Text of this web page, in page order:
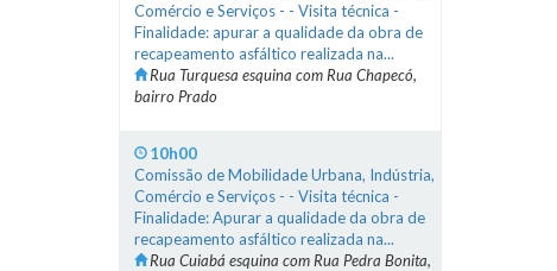
Comércio e Serviços - - Visita técnica -
Finalidade: apurar a qualidade da obra de
recapeamento asfáltico realizada na...
Rua Turquesa esquina com Rua Chapecó,
bairro Prado
10h00
Comissão de Mobilidade Urbana, Indústria,
Comércio e Serviços - - Visita técnica -
Finalidade: Apurar a qualidade da obra de
recapeamento asfáltico realizada na...
Rua Cuiabá esquina com Rua Pedra Bonita,